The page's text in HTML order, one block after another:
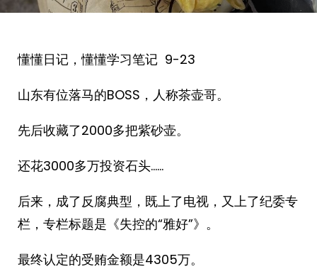
懂懂日记，懂懂学习笔记 9-23
山东有位落马的BOSS，人称茶壶哥。
先后收藏了2000多把紫砂壶。
还花3000多万投资石头……
后来，成了反腐典型，既上了电视，又上了纪委专
栏，专栏标题是《失控的“雅好”》。
最终认定的受贿金额是4305万。